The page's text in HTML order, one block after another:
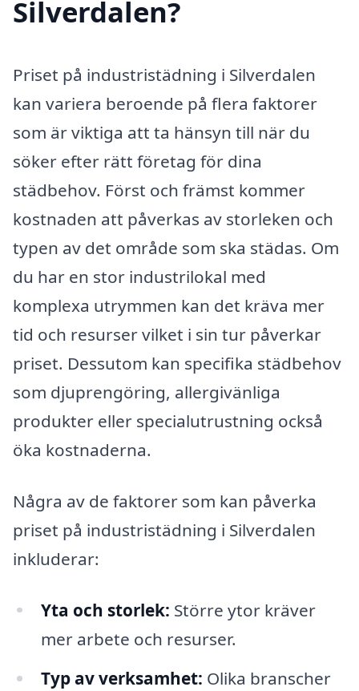
Silverdalen?
Priset på industristädning i Silverdalen
kan variera beroende på flera faktorer
som är viktiga att ta hänsyn till när du
söker efter rätt företag för dina
städbehov. Först och främst kommer
kostnaden att påverkas av storleken och
typen av det område som ska städas. Om
du har en stor industrilokal med
komplexa utrymmen kan det kräva mer
tid och resurser vilket i sin tur påverkar
priset. Dessutom kan specifika städbehov
som djuprengöring, allergivänliga
produkter eller specialutrustning också
öka kostnaderna.
Några av de faktorer som kan påverka
priset på industristädning i Silverdalen
inkluderar:
Yta och storlek: Större ytor kräver
mer arbete och resurser.
Typ av verksamhet: Olika branscher